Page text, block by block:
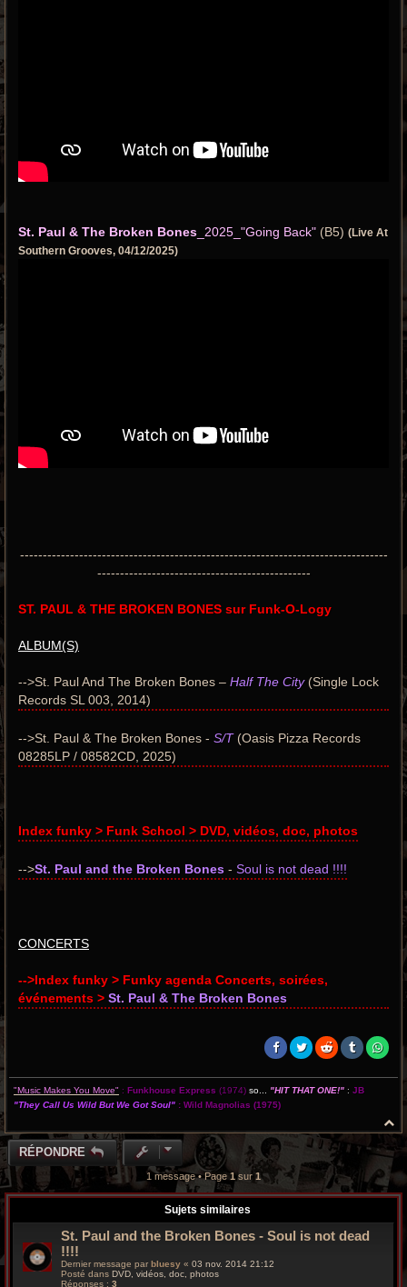
St. Paul & The Broken Bones _2025_"Going Back" (B5) (Live At
Southern Grooves, 04/12/2025)
---------------------------------------------------------------------------------
-----------------------------------------------
ST. PAUL & THE BROKEN BONES sur Funk-O-Logy
ALBUM(S)
-->St. Paul And The Broken Bones – Half The City(Single Lock
Records SL 003, 2014)
-->St. Paul & The Broken Bones - S/T(Oasis Pizza Records
08285LP / 08582CD, 2025)
Index funky > Funk School > DVD, vidéos, doc, photos
-->St. Paul and the Broken Bones - Soul is not dead !!!!
CONCERTS
-->Index funky > Funky agenda Concerts, soirées,
événements > St. Paul & The Broken Bones
"Music Makes You Move" : Funkhouse Express (1974) so... "HIT THAT ONE!" : JB
"They Call Us Wild But We Got Soul" : Wild Magnolias (1975)
a
RÉPONDRE
1 message • Page 1sur 1
Sujets similaires
St. Paul and the Broken Bones - Soul is not dead
!!!!
Dernier message par bluesy « 03 nov. 2014 21:12
Posté dans DVD, vidéos, doc, photos
Réponses : 3